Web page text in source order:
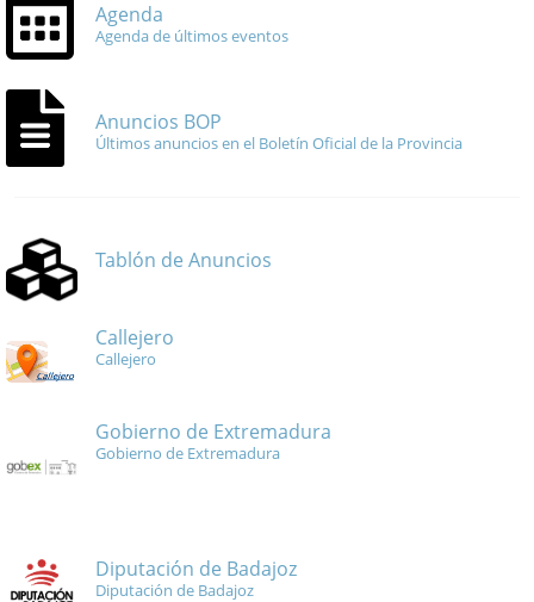
Agenda
Agenda de últimos eventos
Anuncios BOP
Últimos anuncios en el Boletín Oficial de la Provincia
Tablón de Anuncios
Callejero
Callejero
Gobierno de Extremadura
Gobierno de Extremadura
Diputación de Badajoz
Diputación de Badajoz